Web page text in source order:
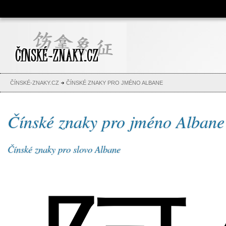
Čínské znaky, česko-čínský
slovník, abeceda, jména,
tetování
ČÍNSKÉ-ZNAKY.CZ ČÍNSKÉ ZNAKY PRO JMÉNO ALBANE
Čínské znaky pro jméno Albane
Čínské znaky pro slovo Albane